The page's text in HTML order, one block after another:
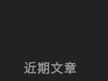
近期文章